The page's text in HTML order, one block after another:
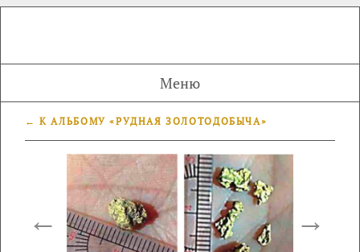
Меню
← К АЛЬБОМУ «РУДНАЯ ЗОЛОТОДОБЫЧА»
← →